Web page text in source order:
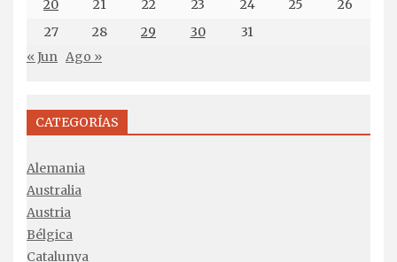
20
21 22 23 24 25
26
27
28 29 30
31
« Jun Ago »
CATEGORÍAS
Alemania
Australia
Austria
Bélgica
Catalunya